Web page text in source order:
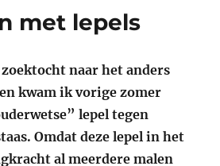
met lepels
naar het anders
kwam ik vorige zomer
lepel tegen
Omdat deze lepel in het
al meerdere malen